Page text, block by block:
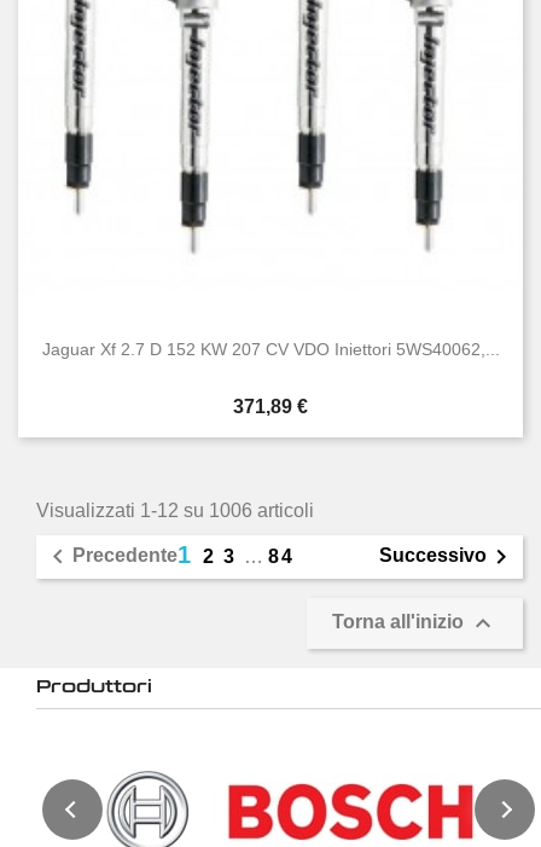
Jaguar Xf 2.7 D 152 KW 207 CV VDO Iniettori 5WS40062,...
Prezzo
371,89 €
Visualizzati 1-12 su 1006 articoli
 Precedente1 2 3 … 84 Successivo 
Torna all'inizio 
Produttori